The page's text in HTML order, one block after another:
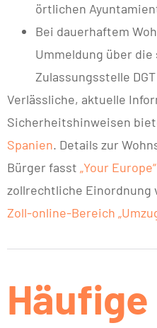
örtlichen
Bei dauerhaftem
Ummeldung über die
Zulassungsstelle DGT
Verlässliche, aktuelle
Sicherheitshinweisen
Spanien. Details zur
Bürger fasst „Your Europe“
zollrechtliche Einordnung
Zoll-online-Bereich